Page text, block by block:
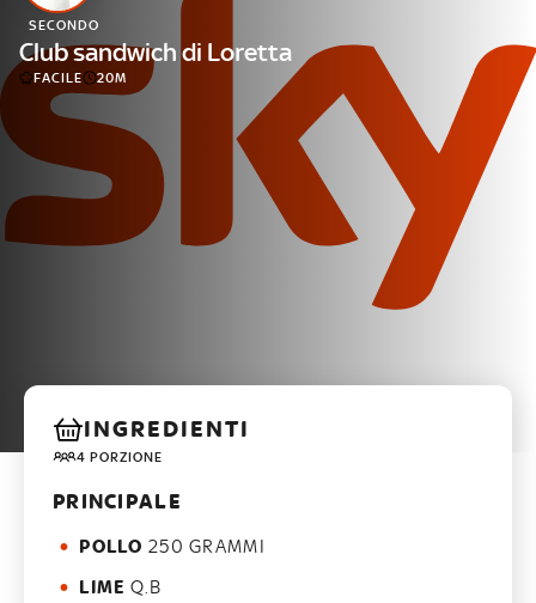
PROGRAMMI SKY
Un mondo di offerte:
SKY.IT
NOW
SECONDO
Club sandwich di Loretta
FACILE 20M
INGREDIENTI
4 PORZIONE
PRINCIPALE
POLLO 250 GRAMMI
LIME Q.B